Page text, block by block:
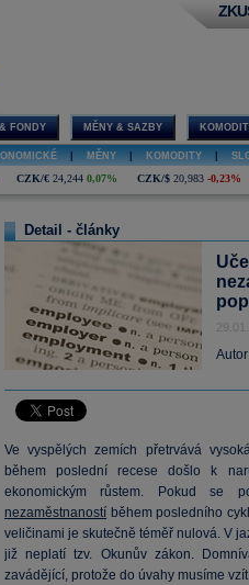
FONDY MĚNY & SAZBY
MĚNY KOMODITY
CZK/€ 24,244 0,07% CZK/$ 20,983 -0,23%
Detail - články
Ve vyspělých zemích přetrvává
během poslední recese došlo k
ekonomickým růstem. Pokud se
nezaměstnaností během posledního
veličinami je skutečně téměř nulová. V
již neplatí tzv. Okunův zákon.
zavádějící, protože do úvahy musíme